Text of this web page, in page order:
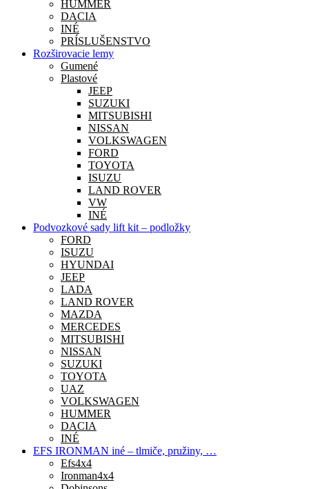
HUMMER
DACIA
INÉ
PRÍSLUŠENSTVO
Rozširovacie lemy
Gumené
Plastové
JEEP
SUZUKI
MITSUBISHI
NISSAN
VOLKSWAGEN
FORD
TOYOTA
ISUZU
LAND ROVER
VW
INÉ
Podvozkové sady lift kit – podložky
FORD
ISUZU
HYUNDAI
JEEP
LADA
LAND ROVER
MAZDA
MERCEDES
MITSUBISHI
NISSAN
SUZUKI
TOYOTA
UAZ
VOLKSWAGEN
HUMMER
DACIA
INÉ
EFS IRONMAN iné – tlmiče, pružiny, …
Efs4x4
Ironman4x4